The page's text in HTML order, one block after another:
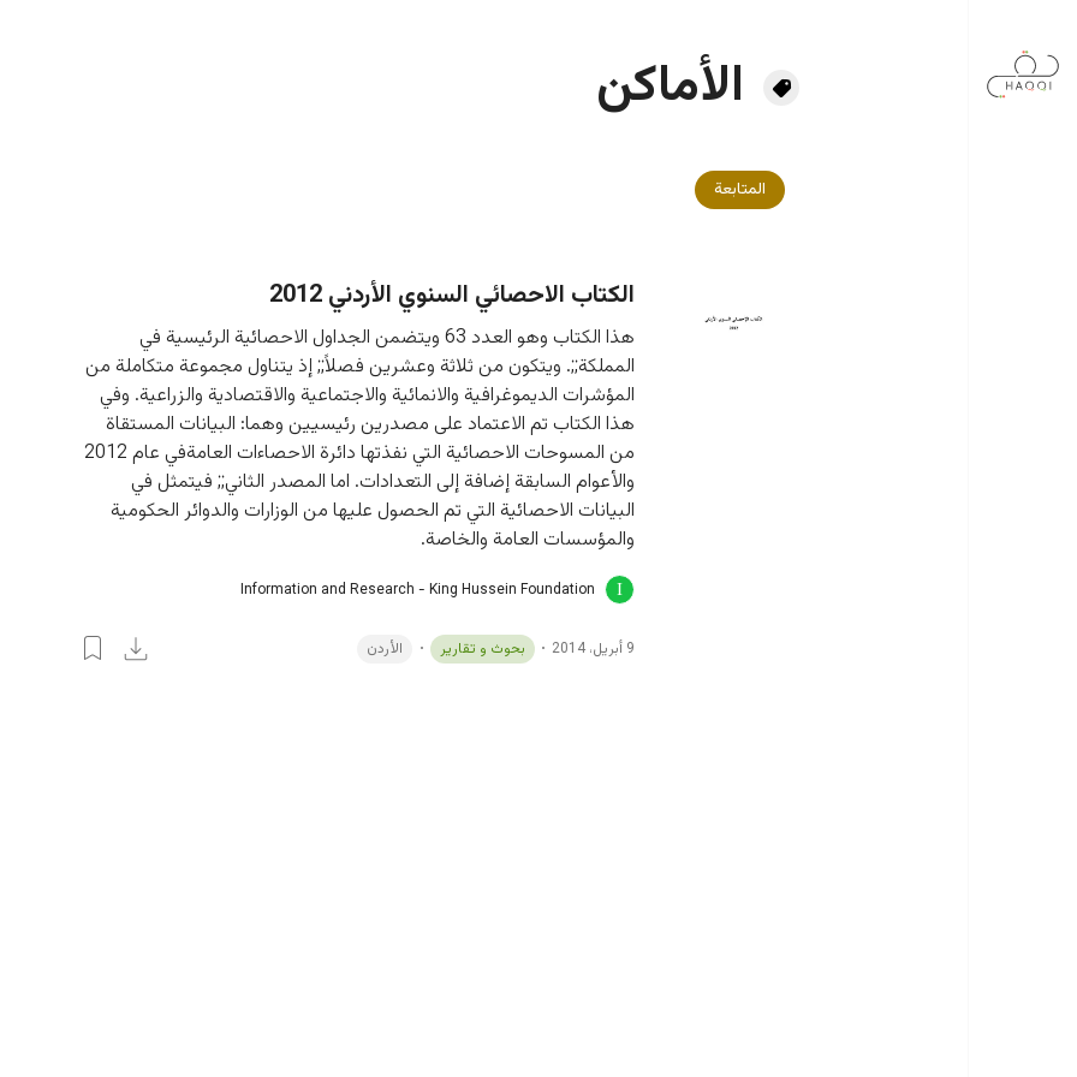
الأماكن
المتابعة
الكتاب الاحصائي السنوي الأردني 2012
هذا الكتاب وهو العدد 63 ويتضمن الجداول الاحصائية الرئيسية في
المملكة;;. ويتكون من ثلاثة وعشرين فصلاً;; إذ يتناول مجموعة متكاملة من
المؤشرات الديموغرافية والانمائية والاجتماعية والاقتصادية والزراعية. وفي
هذا الكتاب تم الاعتماد على مصدرين رئيسيين وهما: البيانات المستقاة
والأعوام السابقة إضافة إلى التعدادات. اما المصدر الثاني;; فيتمثل في
البيانات الاحصائية التي تم الحصول عليها من الوزارات والدوائر الحكومية
والمؤسسات العامة والخاصة.
Information and Research - King Hussein Foundation
9 أبريل، 2014 بحوث و تقارير الأردن